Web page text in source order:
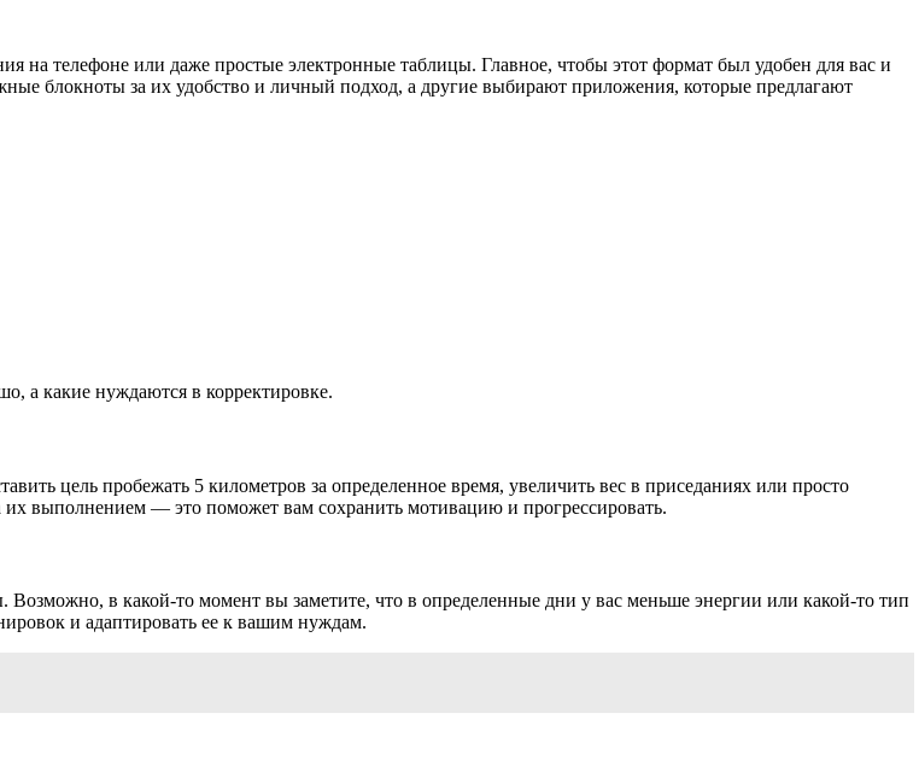
телефоне или даже простые электронные таблицы. Главное, чтобы этот формат был удобен для вас и
блокноты за их удобство и личный подход, а другие выбирают приложения, которые предлагают
а какие нуждаются в корректировке.
цель пробежать 5 километров за определенное время, увеличить вес в приседаниях или просто
их выполнением — это поможет вам сохранить мотивацию и прогрессировать.
Возможно, в какой-то момент вы заметите, что в определенные дни у вас меньше энергии или какой-то тип
и адаптировать ее к вашим нуждам.